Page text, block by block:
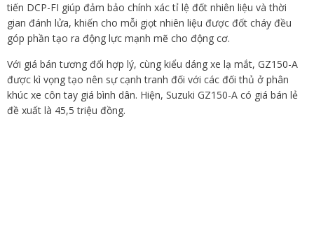
tiến DCP-FI giúp đảm bảo chính xác tỉ lệ đốt nhiên liệu và thời
gian đánh lửa, khiến cho mỗi giọt nhiên liệu được đốt cháy đều
góp phần tạo ra động lực mạnh mẽ cho động cơ.
Với giá bán tương đối hợp lý, cùng kiểu dáng xe lạ mắt, GZ150-A
được kì vọng tạo nên sự cạnh tranh đối với các đối thủ ở phân
khúc xe côn tay giá bình dân. Hiện, Suzuki GZ150-A có giá bán lẻ
đề xuất là 45,5 triệu đồng.